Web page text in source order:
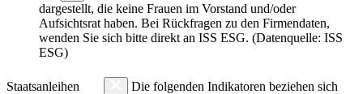
dargestellt, die keine Frauen im Vorstand und/oder
Aufsichtsrat haben. Bei Rückfragen zu den Firmendaten,
wenden Sie sich bitte direkt an ISS ESG. (Datenquelle: ISS
ESG)
Staatsanleihen
Die folgenden Indikatoren beziehen sich